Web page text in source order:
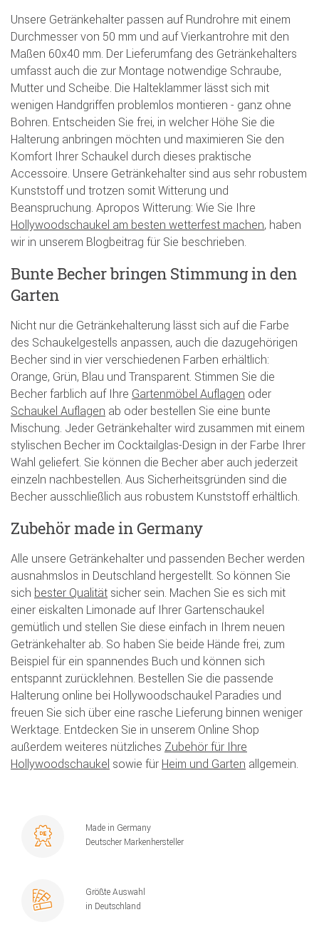
Unsere Getränkehalter passen auf Rundrohre mit einem
Durchmesser von 50 mm und auf Vierkantrohre mit den
Maßen 60x40 mm. Der Lieferumfang des Getränkehalters
umfasst auch die zur Montage notwendige Schraube,
Mutter und Scheibe. Die Halteklammer lässt sich mit
wenigen Handgriffen problemlos montieren - ganz ohne
Bohren. Entscheiden Sie frei, in welcher Höhe Sie die
Halterung anbringen möchten und maximieren Sie den
Komfort Ihrer Schaukel durch dieses praktische
Accessoire. Unsere Getränkehalter sind aus sehr robustem
Kunststoff und trotzen somit Witterung und
Beanspruchung. Apropos Witterung: Wie Sie Ihre
Hollywoodschaukel am besten wetterfest machen, haben
wir in unserem Blogbeitrag für Sie beschrieben.
Bunte Becher bringen Stimmung in den
Garten
Nicht nur die Getränkehalterung lässt sich auf die Farbe
des Schaukelgestells anpassen, auch die dazugehörigen
Becher sind in vier verschiedenen Farben erhältlich:
Orange, Grün, Blau und Transparent. Stimmen Sie die
Becher farblich auf Ihre Gartenmöbel Auflagen oder
Schaukel Auflagen ab oder bestellen Sie eine bunte
Mischung. Jeder Getränkehalter wird zusammen mit einem
stylischen Becher im Cocktailglas-Design in der Farbe Ihrer
Wahl geliefert. Sie können die Becher aber auch jederzeit
einzeln nachbestellen. Aus Sicherheitsgründen sind die
Becher ausschließlich aus robustem Kunststoff erhältlich.
Zubehör made in Germany
Alle unsere Getränkehalter und passenden Becher werden
ausnahmslos in Deutschland hergestellt. So können Sie
sich bester Qualität sicher sein. Machen Sie es sich mit
einer eiskalten Limonade auf Ihrer Gartenschaukel
gemütlich und stellen Sie diese einfach in Ihrem neuen
Getränkehalter ab. So haben Sie beide Hände frei, zum
Beispiel für ein spannendes Buch und können sich
entspannt zurücklehnen. Bestellen Sie die passende
Halterung online bei Hollywoodschaukel Paradies und
freuen Sie sich über eine rasche Lieferung binnen weniger
Werktage. Entdecken Sie in unserem Online Shop
außerdem weiteres nützliches Zubehör für Ihre
Hollywoodschaukel sowie für Heim und Garten allgemein.
Made in Germany
Deutscher Markenhersteller
Größte Auswahl
in Deutschland